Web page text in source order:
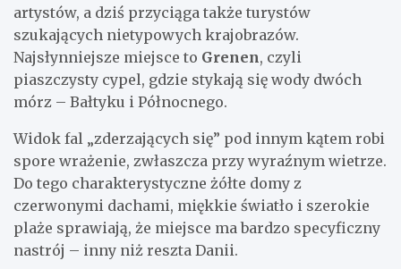
artystów, a dziś przyciąga także turystów
szukających nietypowych krajobrazów.
Najsłynniejsze miejsce to Grenen, czyli
piaszczysty cypel, gdzie stykają się wody dwóch
mórz – Bałtyku i Północnego.
Widok fal „zderzających się” pod innym kątem robi
spore wrażenie, zwłaszcza przy wyraźnym wietrze.
Do tego charakterystyczne żółte domy z
czerwonymi dachami, miękkie światło i szerokie
plaże sprawiają, że miejsce ma bardzo specyficzny
nastrój – inny niż reszta Danii.